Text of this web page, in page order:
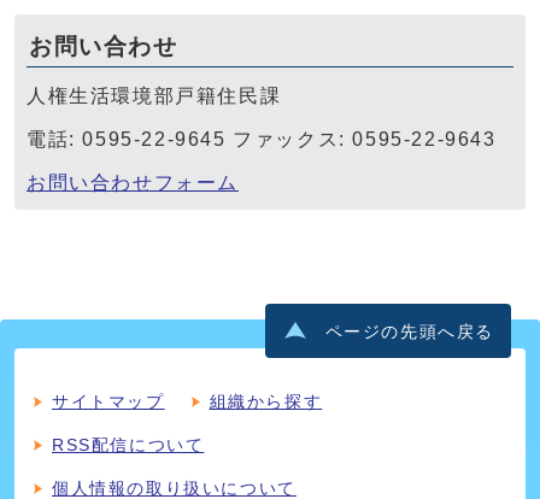
お問い合わせ
人権生活環境部戸籍住民課
電話: 0595-22-9645 ファックス: 0595-22-9643
お問い合わせフォーム
ページの先頭へ戻る
サイトマップ 組織から探す
RSS配信について
個人情報の取り扱いについて